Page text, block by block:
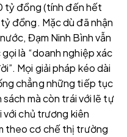
tỷ đồng (tính đến hết
đồng. Mặc dù đã nhận
Đạm Ninh Bình vẫn
là “doanh nghiệp xác
Mọi giải pháp kéo dài
chẳng những tiếp tục
mà còn trái với lẽ tự
với chủ trương kiên
theo cơ chế thị trường